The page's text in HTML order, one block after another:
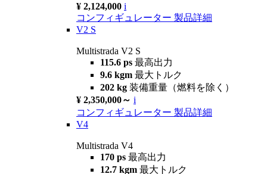
¥ 2,124,000 i
コンフィギュレーター 製品詳細
V2 S
Multistrada V2 S
115.6 ps 最高出力
9.6 kgm 最大トルク
202 kg 装備重量（燃料を除く）
¥ 2,350,000～ i
コンフィギュレーター 製品詳細
V4
Multistrada V4
170 ps 最高出力
12.7 kgm 最大トルク